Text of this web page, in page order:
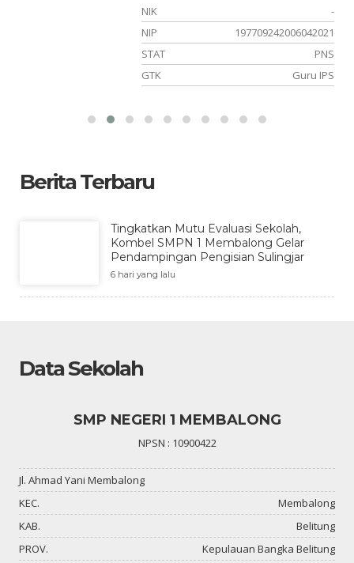
NIK
-
NIP
197709242006042021
STAT
PNS
GTK
Guru IPS
Berita Terbaru
Tingkatkan Mutu Evaluasi Sekolah,
Kombel SMPN 1 Membalong Gelar
Pendampingan Pengisian Sulingjar
6 hari yang lalu
Data Sekolah
SMP NEGERI 1 MEMBALONG
NPSN : 10900422
Jl. Ahmad Yani Membalong
KEC.
Membalong
KAB.
Belitung
PROV.
Kepulauan Bangka Belitung